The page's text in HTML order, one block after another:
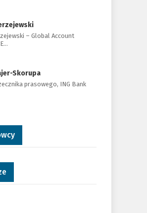
– Global Account
Skorupa
prasowego, ING Bank